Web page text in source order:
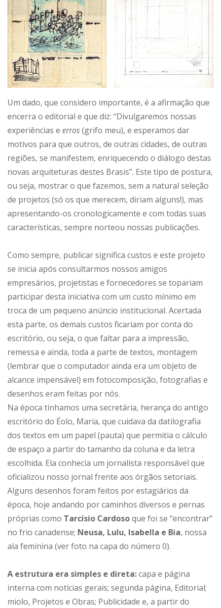
Um dado, que considero importante, é a afirmação que
encerra o editorial e que diz: “Divulgaremos nossas
experiências e erros(grifo meu), e esperamos dar
motivos para que outros, de outras cidades, de outras
regiões, se manifestem, enriquecendo o diálogo destas
novas arquiteturas destes Brasis”. Este tipo de postura,
ou seja, mostrar o que fazemos, sem a natural seleção
de projetos (só os que merecem, diriam alguns!), mas
apresentando-os cronologicamente e com todas suas
características, sempre norteou nossas publicações.
Como sempre, publicar significa custos e este projeto
se inicia após consultarmos nossos amigos
empresários, projetistas e fornecedores se topariam
participar desta iniciativa com um custo mínimo em
troca de um pequeno anúncio institucional. Acertada
esta parte, os demais custos ficariam por conta do
escritório, ou seja, o que faltar para a impressão,
remessa e ainda, toda a parte de textos, montagem
(lembrar que o computador ainda era um objeto de
alcance impensável) em fotocomposição, fotografias e
desenhos eram feitas por nós.
Na época tínhamos uma secretária, herança do antigo
escritório do Éolo, Maria, que cuidava da datilografia
dos textos em um papel (pauta) que permitia o cálculo
de espaço a partir do tamanho da coluna e da letra
escolhida. Ela conhecia um jornalista responsável que
oficializou nosso jornal frente aos órgãos setoriais.
Alguns desenhos foram feitos por estagiários da
época, hoje andando por caminhos diversos e pernas
próprias como Tarcísio Cardosoque foi se “encontrar”
no frio canadense; Neusa, Lulu, Isabella e Bia, nossa
ala feminina (ver foto na capa do número 0).
A estrutura era simples e direta:capa e página
interna com notícias gerais; segunda página, Editorial;
miolo, Projetos e Obras; Publicidade e, a partir do